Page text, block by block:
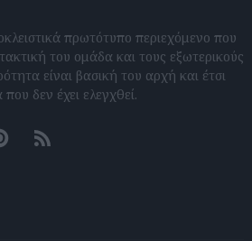
πρωτότυπο περιεχόμενο που
του ομάδα και τους εξωτερικούς
είναι βασική του αρχή και έτσι
δεν έχει ελεγχθεί.
RSS feeds